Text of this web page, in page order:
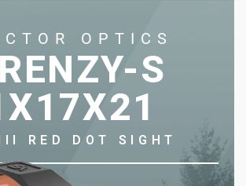
OPTICS
S
RED DOT SIGHT